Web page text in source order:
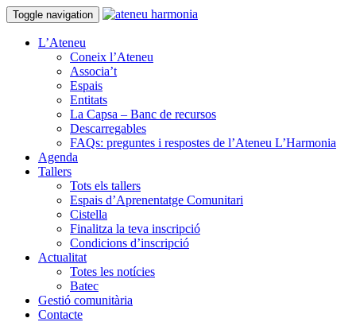
Toggle navigation
L’Ateneu
Coneix l’Ateneu
Associa’t
Espais
Entitats
La Capsa – Banc de recursos
Descarregables
FAQs: preguntes i respostes de l’Ateneu L’Harmonia
Agenda
Tallers
Tots els tallers
Espais d’Aprenentatge Comunitari
Cistella
Finalitza la teva inscripció
Condicions d’inscripció
Actualitat
Totes les notícies
Batec
Gestió comunitària
Contacte